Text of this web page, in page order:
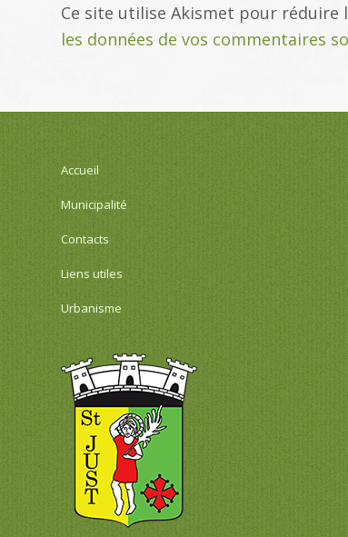
Ce site utilise Akismet pour réduire
les données de vos commentaires
Accueil
Municipalité
Contacts
Liens utiles
Urbanisme